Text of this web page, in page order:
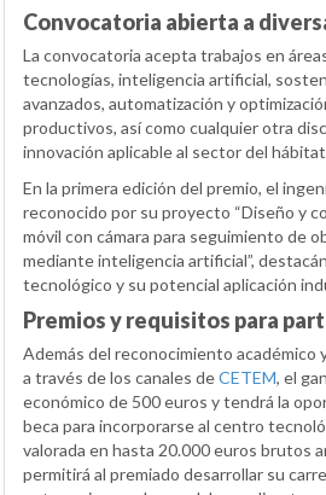
Convocatoria abierta a
La convocatoria acepta trabajos en
tecnologías, inteligencia artificial,
avanzados, automatización y
productivos, así como cualquier otra
innovación aplicable al sector del
En la primera edición del premio, el
reconocido por su proyecto “Diseño y
móvil con cámara para seguimiento de
mediante inteligencia artificial”,
tecnológico y su potencial aplicación
Premios y requisitos para
Además del reconocimiento académico
a través de los canales deCETEM, el
económico de 500 euros y tendrá la
beca para incorporarse al centro
valorada en hasta 20.000 euros brutos
permitirá al premiado desarrollar su